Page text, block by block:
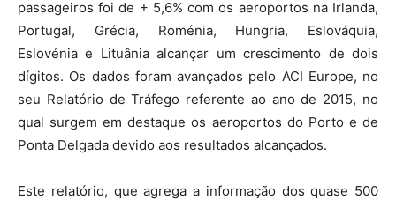
passageiros foi de + 5,6% com os aeroportos na Irlanda,
Portugal, Grécia, Roménia, Hungria, Eslováquia,
Eslovénia e Lituânia alcançar um crescimento de dois
dígitos. Os dados foram avançados pelo ACI Europe, no
seu Relatório de Tráfego referente ao ano de 2015, no
qual surgem em destaque os aeroportos do Porto e de
Ponta Delgada devido aos resultados alcançados.
Este relatório, que agrega a informação dos quase 500